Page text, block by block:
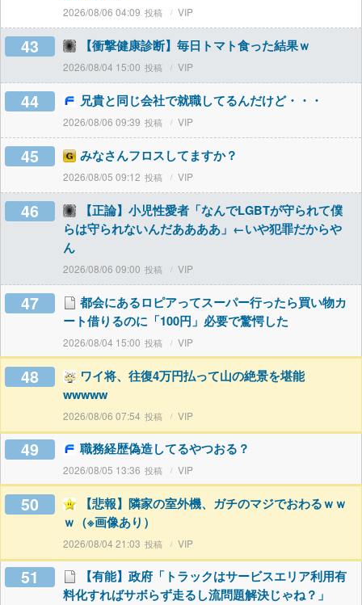
2026/08/06 04:09 VIP
43 【衝撃健康診断】毎日トマト食った結果ｗ
2026/08/04 15:00 VIP
44 兄貴と同じ会社で就職してるんだけど・・・
2026/08/06 09:39 VIP
45 みなさんフロスしてますか？
2026/08/05 09:12 VIP
46
【正論】小児性愛者「なんでLGBTが守られて僕
らは守られないんだああああ」←いや犯罪だからや
ん
2026/08/06 09:00 VIP
47
都会にあるロピアってスーパー行ったら買い物カ
ート借りるのに「100円」必要で驚愕した
2026/08/04 15:00 VIP
48
ワイ将、往復4万円払って山の絶景を堪能
wwwww
2026/08/06 07:54 VIP
49 職務経歴偽造してるやつおる？
2026/08/05 13:36 VIP
50
【悲報】隣家の室外機、ガチのマジでおわるｗｗ
ｗ（※画像あり）
2026/08/04 21:03 VIP
51
【有能】政府「トラックはサービスエリア利用有
料化すればサボらず走るし流問題解決じゃね？」